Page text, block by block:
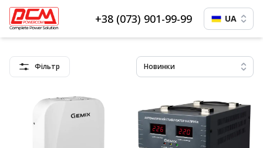
+38 (073) 901-99-99 UA
Фільтр Новинки